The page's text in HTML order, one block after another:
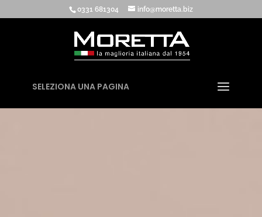
0331 681304 info@moretta.biz
SELEZIONA UNA PAGINA